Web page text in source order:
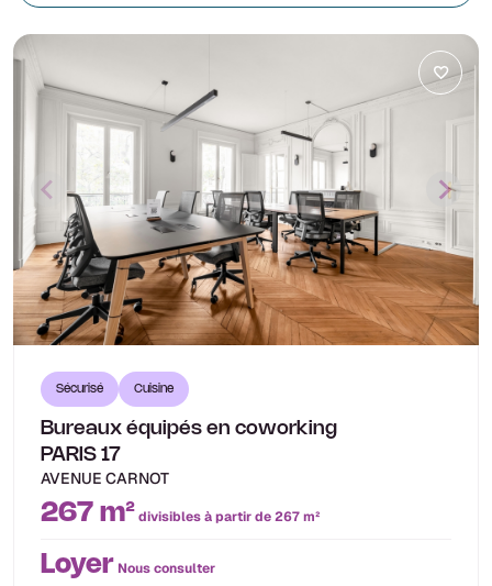
Sécurisé Cuisine
Bureaux équipés en coworking
PARIS 17
AVENUE CARNOT
267 m²divisibles à partir de 267 m²
Loyer Nous consulter